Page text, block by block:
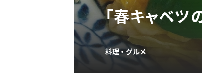
「春キャベツ
料理・グルメ